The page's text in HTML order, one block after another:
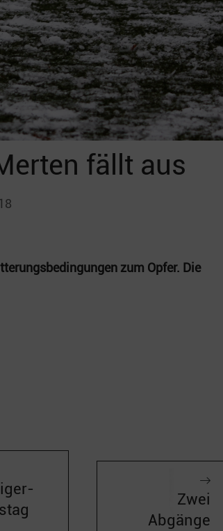
fällt aus
zum Opfer. Die
Zwei
Abgänge